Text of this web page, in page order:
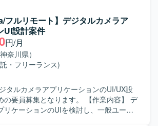
続利用体験の改善に取り組んでいただ
ンシステムやコンポーネント設計の整備
ていただきます。 ・エンジニアと協働
様調整、UIの品質担保を行っていただき
ながら制作を進行できる方を想定してお
終わりではなく、届けて・試して・改善
を感じられる方を求めております。 ・
ち、成果に対して責任感を持ってクリエ
める方を歓迎いたします。 ・広告とプロ
断して価値発揮したい方を想定してお
あるため、アニメーションによって「手
ルさ・おしゃれさ」を補う方針です。 ・
ションを入れるべきかを含め、演出箇
強弱を体験設計の観点から提案する業務
ンの設計～制作～調整まで一貫した対応
すり合わせながら、制作物をスムーズに
めの方式や受け渡し形式の整理 ・モバイ
クロインタラクションを中心としたUI
ザイン業務 ・ボタンタップ、押下フィー
化などのマイクロインタラクション制作
るUIトランジション設計 ・ローディング
フルリモート】デジタルカメラア
UI設計案件
円/月
奈川県）
・フリーランス)
タルカメラアプリケーションのUI/UX設
集となります。 【作業内容】 デ
リケーションのUIを検討し、一般ユーザ